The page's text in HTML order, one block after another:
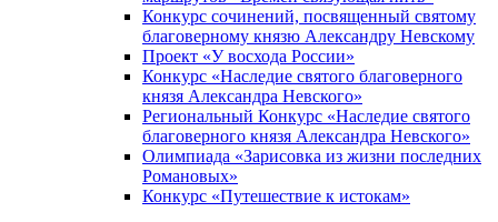
Конкурс сочинений, посвященный святому
благоверному князю Александру Невскому
Проект «У восхода России»
Конкурс «Наследие святого благоверного
князя Александра Невского»
Региональный Конкурс «Наследие святого
благоверного князя Александра Невского»
Олимпиада «Зарисовка из жизни последних
Романовых»
Конкурс «Путешествие к истокам»